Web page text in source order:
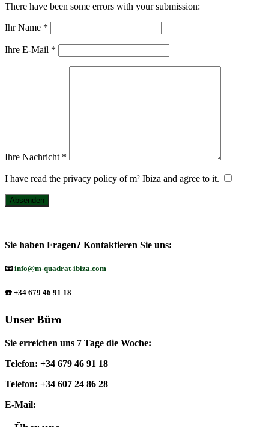
There have been some errors with your submission:
Ihr Name *
Ihre E-Mail *
Ihre Nachricht *
I have read the privacy policy of m² Ibiza and agree to it.
Sie haben Fragen? Kontaktieren Sie uns:
📧 info@m-quadrat-ibiza.com
☎️ +34 679 46 91 18
Unser Büro
Sie erreichen uns 7 Tage die Woche:
Telefon: +34 679 46 91 18
Telefon: +34 607 24 86 28
E-Mail: